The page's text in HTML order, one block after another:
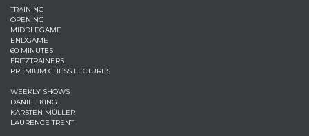
TRAINING
OPENING
MIDDLEGAME
ENDGAME
60 MINUTES
FRITZTRAINERS
PREMIUM CHESS LECTURES
WEEKLY SHOWS
DANIEL KING
KARSTEN MÜLLER
LAURENCE TRENT